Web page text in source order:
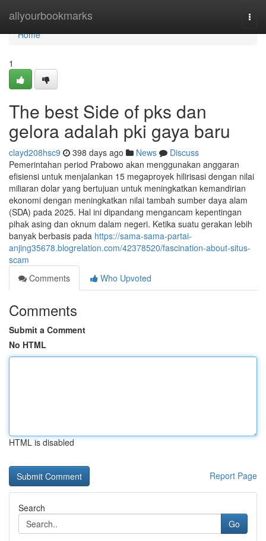
allyourbookmarks
Home
Home
1
The best Side of pks dan
gelora adalah pki gaya baru
clayd208hsc9 398 days ago News
Discuss
Pemerintahan period Prabowo akan menggunakan anggaran
efisiensi untuk menjalankan 15 megaproyek hilirisasi dengan nilai
miliaran dolar yang bertujuan untuk meningkatkan kemandirian
ekonomi dengan meningkatkan nilai tambah sumber daya alam
(SDA) pada 2025. Hal ini dipandang mengancam kepentingan
pihak asing dan oknum dalam negeri. Ketika suatu gerakan lebih
banyak berbasis pada https://sama-sama-partai-
anjing35678.blogrelation.com/42378520/fascination-about-situs-
scam
Comments
Who Upvoted
Comments
Submit a Comment
No HTML
HTML is disabled
Report Page
Search
Go